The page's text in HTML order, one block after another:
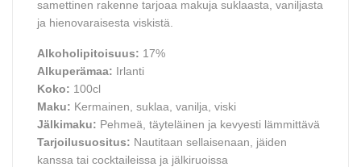
samettinen rakenne tarjoaa makuja suklaasta, vaniljasta
ja hienovaraisesta viskistä.
Alkoholipitoisuus: 17%
Alkuperämaa: Irlanti
Koko: 100cl
Maku: Kermainen, suklaa, vanilja, viski
Jälkimaku: Pehmeä, täyteläinen ja kevyesti lämmittävä
Tarjoilusuositus: Nautitaan sellaisenaan, jäiden
kanssa tai cocktaileissa ja jälkiruoissa